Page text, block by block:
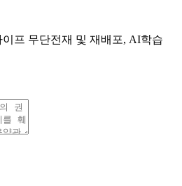
프 무단전재 및 재배포, AI학습